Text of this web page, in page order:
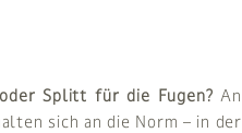
Splitt für die Fugen? An
sich an die Norm – in der